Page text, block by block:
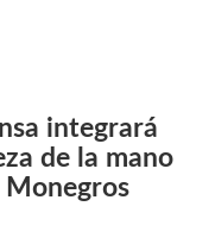
integrará
de la mano
Monegros